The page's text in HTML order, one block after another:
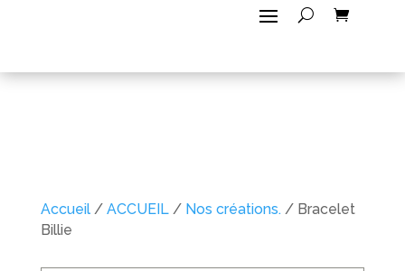
Accueil/ ACCUEIL/ Nos créations./ Bracelet
Billie